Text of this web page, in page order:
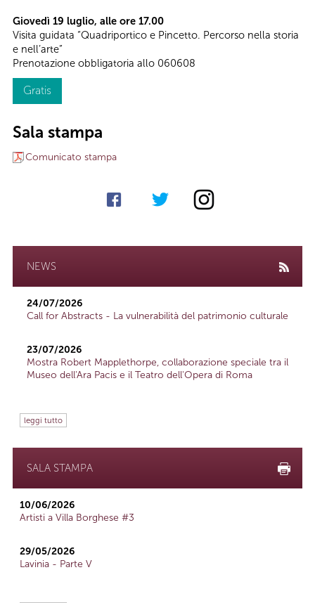
Giovedì 19 luglio, alle ore 17.00
Visita guidata “Quadriportico e Pincetto. Percorso nella storia
e nell’arte”
Prenotazione obbligatoria allo 060608
Gratis
Sala stampa
Comunicato stampa
NEWS
24/07/2026
Call for Abstracts - La vulnerabilità del patrimonio culturale
23/07/2026
Mostra Robert Mapplethorpe, collaborazione speciale tra il
Museo dell'Ara Pacis e il Teatro dell'Opera di Roma
leggi tutto
SALA STAMPA
10/06/2026
Artisti a Villa Borghese #3
29/05/2026
Lavinia - Parte V